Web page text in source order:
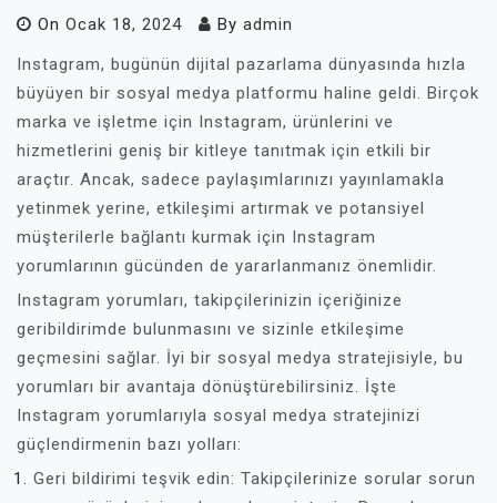
On Ocak 18, 2024 By admin
Instagram, bugünün dijital pazarlama dünyasında hızla
büyüyen bir sosyal medya platformu haline geldi. Birçok
marka ve işletme için Instagram, ürünlerini ve
hizmetlerini geniş bir kitleye tanıtmak için etkili bir
araçtır. Ancak, sadece paylaşımlarınızı yayınlamakla
yetinmek yerine, etkileşimi artırmak ve potansiyel
müşterilerle bağlantı kurmak için Instagram
yorumlarının gücünden de yararlanmanız önemlidir.
Instagram yorumları, takipçilerinizin içeriğinize
geribildirimde bulunmasını ve sizinle etkileşime
geçmesini sağlar. İyi bir sosyal medya stratejisiyle, bu
yorumları bir avantaja dönüştürebilirsiniz. İşte
Instagram yorumlarıyla sosyal medya stratejinizi
güçlendirmenin bazı yolları:
Geri bildirimi teşvik edin: Takipçilerinize sorular sorun